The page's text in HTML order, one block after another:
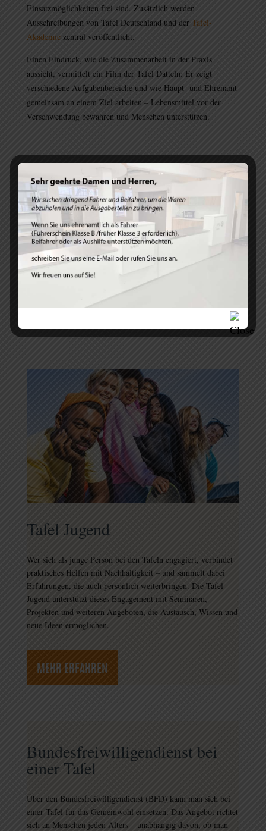
Einsatzmöglichkeiten frei sind. Zusätzlich werden
Ausschreibungen von Tafel Deutschland und der Tafel-
Akademiezentral veröffentlicht.
Einen Eindruck, wie die Zusammenarbeit in der Praxis
aussieht, vermittelt ein Film der Tafel Datteln: Er zeigt
verschiedene Aufgabenbereiche und wie Haupt- und Ehrenamt
gemeinsam an einem Ziel arbeiten – Lebensmittel vor der
Verschwendung bewahren und Menschen unterstützen.
Sie sehen gerade einen Platzhalterinhalt von
Um auf den eigentlichen Inhalt zuzugreifen, klicken Sie
auf den Button unten. Bitte beachten Sie, dass dabei
Daten an Drittanbieter weitergegeben werden.
Inhalt entsperren
Weitere Informationen
Tafel Jugend
Wer sich als junge Person bei den Tafeln engagiert, verbindet
praktisches Helfen mit Nachhaltigkeit – und sammelt dabei
Erfahrungen, die auch persönlich weiterbringen. Die Tafel
Jugend unterstützt dieses Engagement mit Seminaren,
Projekten und weiteren Angeboten, die Austausch, Wissen und
neue Ideen ermöglichen.
MEHR ERFAHREN
Bundesfreiwilligendienst bei
einer Tafel
Über den Bundesfreiwilligendienst (BFD) kann man sich bei
einer Tafel für das Gemeinwohl einsetzen. Das Angebot richtet
sich an Menschen jeden Alters – unabhängig davon, ob man